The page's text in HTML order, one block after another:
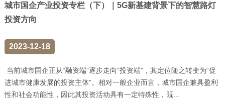
城市国企产业投资专栏（下）｜5G新基建背景下的智慧路灯
投资方向
2023-12-18
当前城市国企正从“融资端”逐步走向“投资端”，其定位随之转变为“促
进城市健康发展的投资主体”。相对一般企业而言，城市国企兼具盈利
性和社会功能性，因此其投资活动具有一定特殊性，既...